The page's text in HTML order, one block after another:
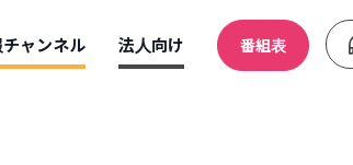
ャンネル 法人向け 番組表